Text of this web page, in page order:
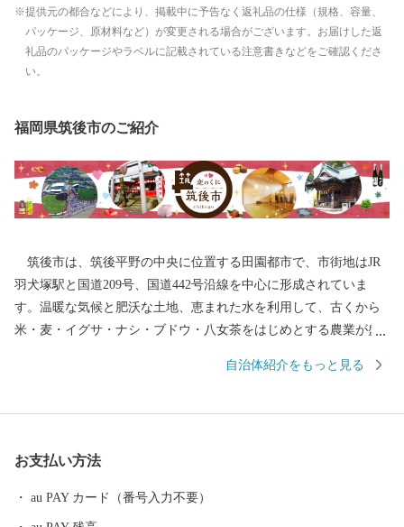
提供元の都合などにより、掲載中に予告なく返礼品の仕様（規格、容量、
パッケージ、原材料など）が変更される場合がございます。お届けした返
礼品のパッケージやラベルに記載されている注意書きなどをご確認くださ
い。
福岡県筑後市のご紹介
筑後市は、筑後平野の中央に位置する田園都市で、市街地はJR
羽犬塚駅と国道209号、国道442号沿線を中心に形成されていま
す。温暖な気候と肥沃な土地、恵まれた水を利用して、古くから
米・麦・イグサ・ナシ・ブドウ・八女茶をはじめとする農業が盛
致にも力を入れ、たくさんの製造業企業が立地しています。 平
文館」等の整備も進み、筑後地域の玄関口として発展を続けてい
自治体紹介をもっと見る
お支払い方法
au PAY カード（番号入力不要）